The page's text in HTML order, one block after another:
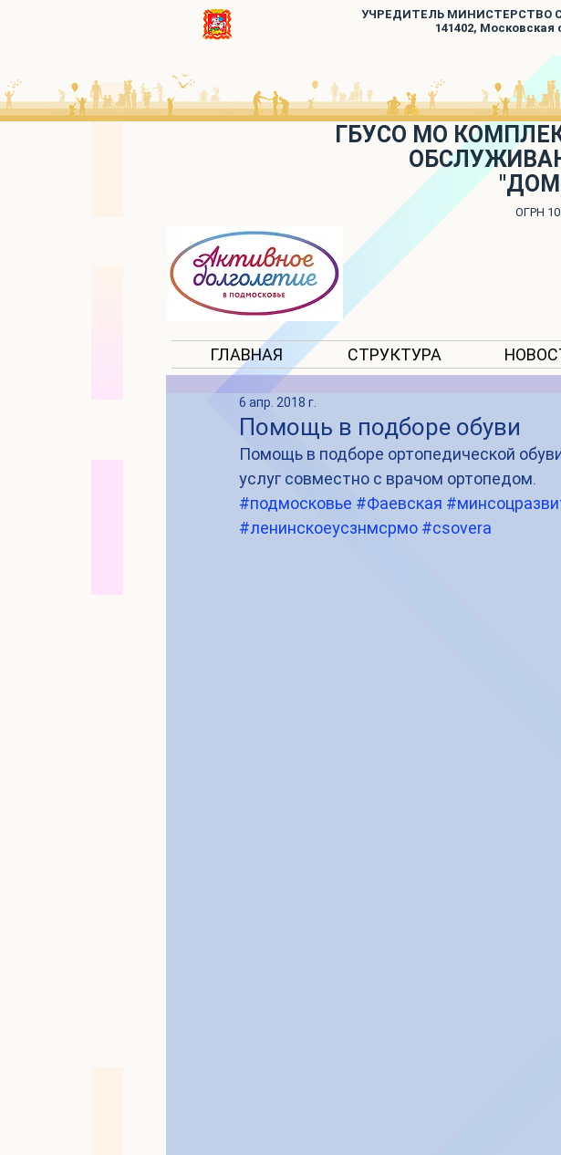
УЧРЕДИТЕЛЬ МИНИСТЕРСТВО
141402, Московская
ГБУСО МО
ОГРН
ГЛАВНАЯ СТРУКТУРА
Помощь в подборе обуви
6 апр. 2018 г.
Помощь в подборе ортопедической
услуг совместно с врачом ортопедом.
#подмосковье #Фаевская
#ленинскоеусзнмсрмо #csovera